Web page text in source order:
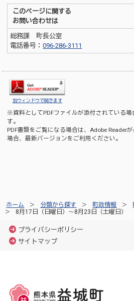
このページに関する
お問い合わせは
総務課 町長公室
電話番号：096-286-3111
別ウィンドウで開きます
※資料としてPDFファイルが添付されている場
す。
PDF書類をご覧になる場合は、Adobe Reader
場合、最新バージョンをご利用ください。
ホーム 分類から探す 町政情報
8月17日（日曜日）～8月23日（土曜日）
プライバシーポリシー
サイトマップ